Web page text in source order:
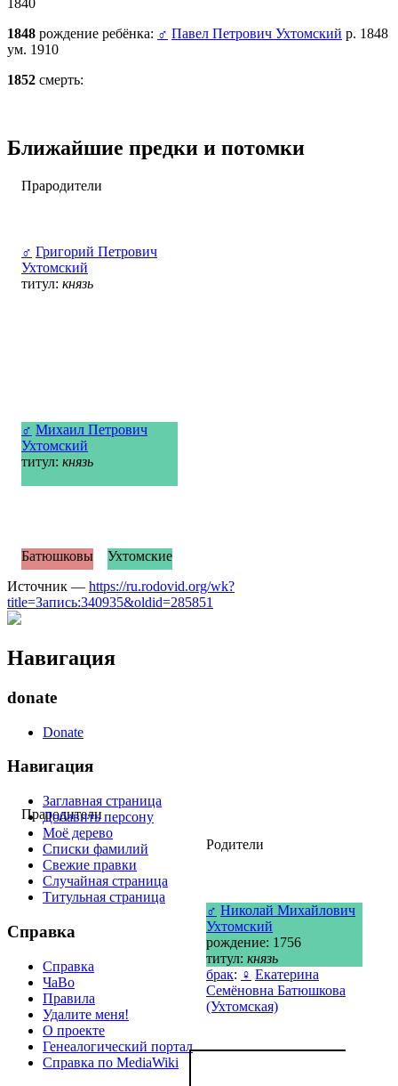
1840
1848 рождение ребёнка: ♂ Павел Петрович Ухтомский р. 1848
ум. 1910
1852 смерть:
Ближайшие предки и потомки
Прародители
♂ Григорий Петрович
Ухтомский
титул: князь
♂ Михаил Петрович
Ухтомский
титул: князь
Прародители
Родители
♂ Николай Михайлович
Ухтомский
рождение: 1756
титул: князь
брак: ♀ Екатерина
Семёновна Батюшкова
(Ухтомская)
Батюшковы
Ухтомские
Источник — https://ru.rodovid.org/wk?
title=Запись:340935&oldid=285851
Навигация
donate
Donate
Навигация
Заглавная страница
Добавить персону
Моё дерево
Списки фамилий
Свежие правки
Случайная страница
Титульная страница
Справка
Справка
ЧаВо
Правила
Удалите меня!
О проекте
Генеалогический портал
Справка по MediaWiki